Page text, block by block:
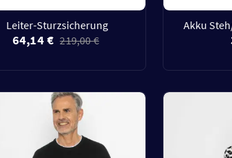
Leiter-Sturzsicherung
64,14 € 219,00 €
Akku